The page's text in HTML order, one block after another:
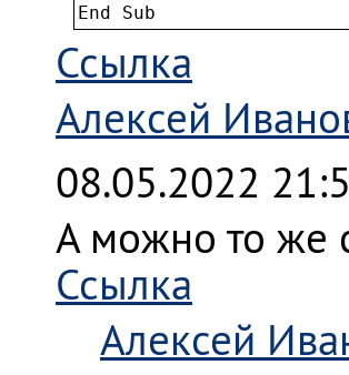
End Sub
Ссылка
Алексей
08.05.2022
А можно то же
Ссылка
Алексей